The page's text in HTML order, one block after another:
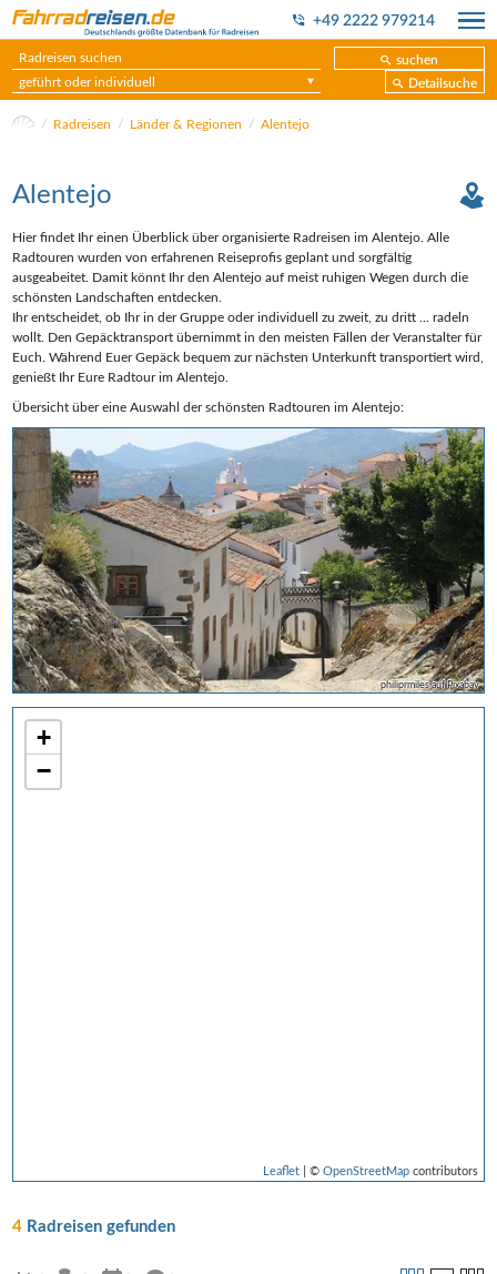
+49 2222 979214
suchen
geführt oder individuell
Detailsuche
Radreisen Länder & Regionen Alentejo
philiprmiles auf Pixabay
+
−
Leaflet| © OpenStreetMapcontributors
Alentejo
Hier findet Ihr einen Überblick über organisierte Radreisen im Alentejo. Alle
Radtouren wurden von erfahrenen Reiseprofis geplant und sorgfältig
ausgeabeitet. Damit könnt Ihr den Alentejo auf meist ruhigen Wegen durch die
schönsten Landschaften entdecken.
Ihr entscheidet, ob Ihr in der Gruppe oder individuell zu zweit, zu dritt ... radeln
wollt. Den Gepäcktransport übernimmt in den meisten Fällen der Veranstalter für
Euch. Während Euer Gepäck bequem zur nächsten Unterkunft transportiert wird,
genießt Ihr Eure Radtour im Alentejo.
Übersicht über eine Auswahl der schönsten Radtouren im Alentejo:
4 Radreisen gefunden